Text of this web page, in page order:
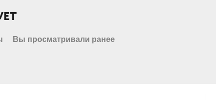
Вы просматривали ранее